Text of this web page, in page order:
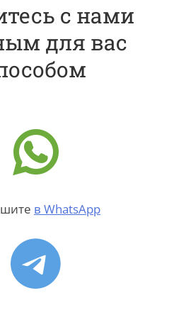
с нами
для вас
в WhatsApp